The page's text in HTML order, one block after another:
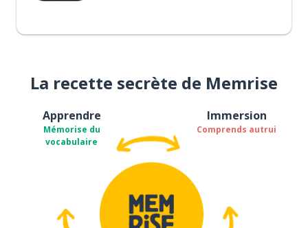
La recette secrète de Memrise
Apprendre
Mémorise du
vocabulaire
Immersion
Comprends autrui